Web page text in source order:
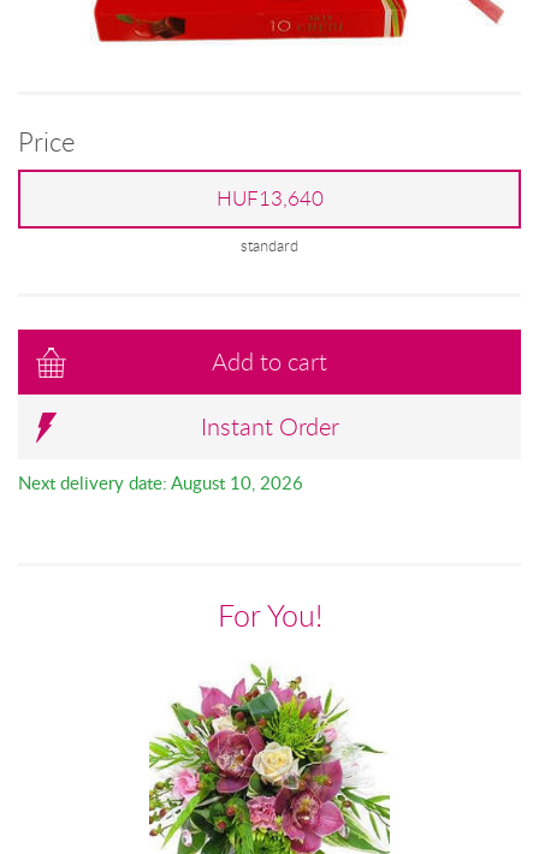
Price
HUF13,640
standard
Add to cart
Instant Order
Next delivery date: August 10, 2026
For You!